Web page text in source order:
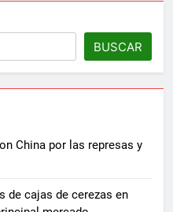
BUSCAR
China por las represas y
de cajas de cerezas en